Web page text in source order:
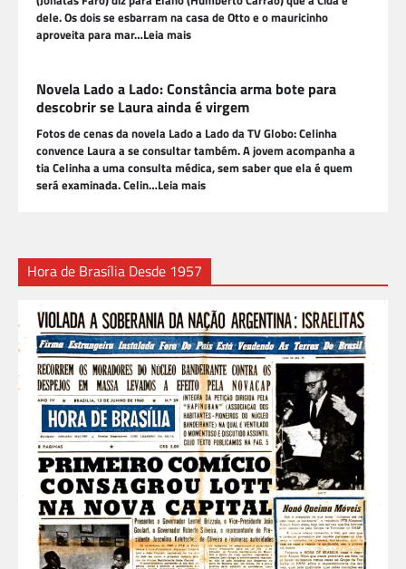
dele. Os dois se esbarram na casa de Otto e o mauricinho
aproveita para mar…Leia mais
Novela Lado a Lado: Constância arma bote para
descobrir se Laura ainda é virgem
Fotos de cenas da novela Lado a Lado da TV Globo: Celinha
convence Laura a se consultar também. A jovem acompanha a
tia Celinha a uma consulta médica, sem saber que ela é quem
será examinada. Celin…Leia mais
Hora de Brasília Desde 1957